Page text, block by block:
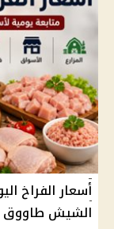
أسعار الفراخ
الشيش طاووق يسجل 343